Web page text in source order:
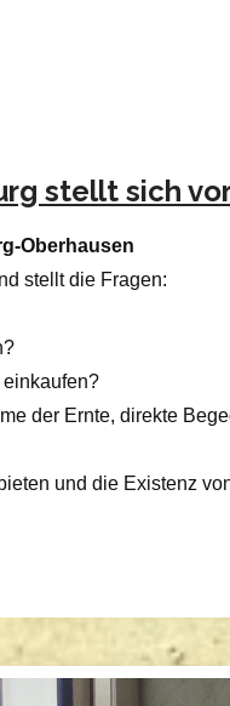
stellt sich
Oberhausen
stellt die Fragen:
der Ernte, direkte
und die Existenz